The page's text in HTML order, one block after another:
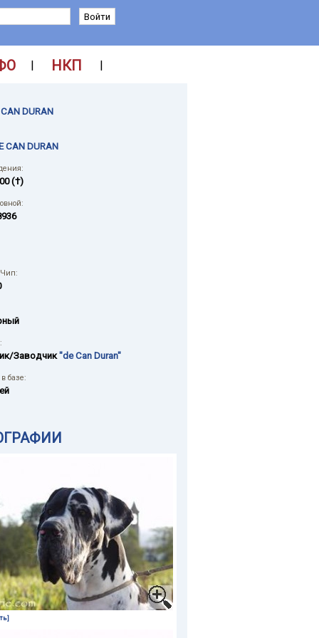
| НКП |
DURAN
CAN DURAN
(†)
Заводчик"de Can Duran"
базе: